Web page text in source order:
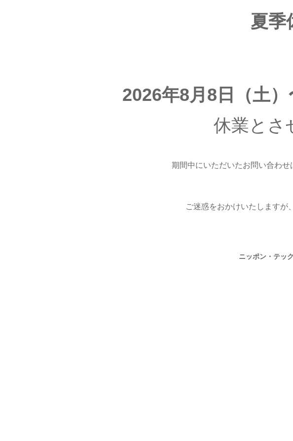
夏季
2026年8月8日（土）
休業とさ
期間中にいただいたお問い合わせ
ご迷惑をおかけいたしますが
ニッポン・テッ